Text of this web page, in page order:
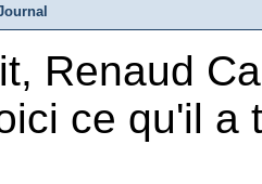
Renaud
ce qu'il a